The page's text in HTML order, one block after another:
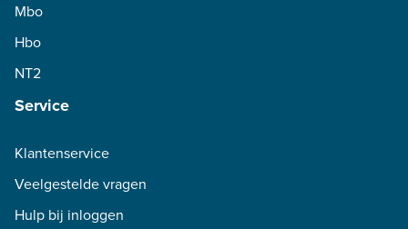
Mbo
Hbo
NT2
Service
Klantenservice
Veelgestelde vragen
Hulp bij inloggen